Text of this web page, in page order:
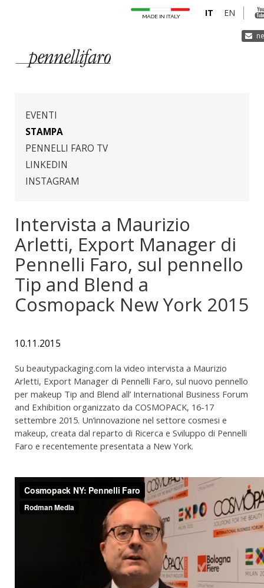
EN
IT
PRODOTTI
INNOVAZIONE
DERMOCURA
MEDIA
EVENTI
STAMPA
PENNELLI FARO TV
LINKEDIN
INSTAGRAM
Intervista a Maurizio
Arletti, Export Manager di
Pennelli Faro, sul pennello
Tip and Blend a
Cosmopack New York 2015
10.11.2015
Su beautypackaging.com la video intervista a Maurizio
Arletti, Export Manager di Pennelli Faro, sul nuovo pennello
per makeup Tip and Blend all’ International Business Forum
and Exhibition organizzato da COSMOPACK, 16-17
settembre 2015. Un’innovazione nel settore cosmesi e
makeup, creata dal reparto di Ricerca e Sviluppo di Pennelli
Faro e recentemente presentata a New York.